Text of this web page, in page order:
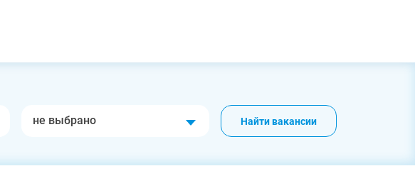
не выбрано Найти вакансии